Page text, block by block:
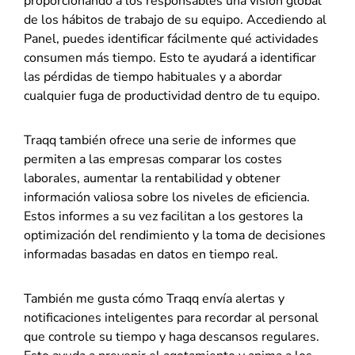
de los hábitos de trabajo de su equipo. Accediendo al
Panel, puedes identificar fácilmente qué actividades
consumen más tiempo. Esto te ayudará a identificar
las pérdidas de tiempo habituales y a abordar
cualquier fuga de productividad dentro de tu equipo.
Traqq también ofrece una serie de informes que
permiten a las empresas comparar los costes
laborales, aumentar la rentabilidad y obtener
información valiosa sobre los niveles de eficiencia.
Estos informes a su vez facilitan a los gestores la
optimización del rendimiento y la toma de decisiones
informadas basadas en datos en tiempo real.
También me gusta cómo Traqq envía alertas y
notificaciones inteligentes para recordar al personal
que controle su tiempo y haga descansos regulares.